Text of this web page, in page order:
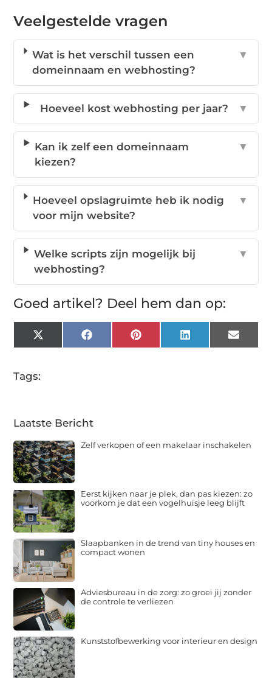
Veelgestelde vragen
Wat is het verschil tussen een
domeinnaam en webhosting?
▼
Hoeveel kost webhosting per jaar? ▼
Kan ik zelf een domeinnaam
kiezen?
▼
Hoeveel opslagruimte heb ik nodig
voor mijn website?
▼
Welke scripts zijn mogelijk bij
webhosting?
▼
Goed artikel? Deel hem dan op:
X
(Twitter)
FacebookPinterestLinkedInEmail
Tags:
Laatste Bericht
Zelf verkopen of een makelaar inschakelen
Eerst kijken naar je plek, dan pas kiezen: zo
voorkom je dat een vogelhuisje leeg blijft
Slaapbanken in de trend van tiny houses en
compact wonen
Adviesbureau in de zorg: zo groei jij zonder
de controle te verliezen
Kunststofbewerking voor interieur en design